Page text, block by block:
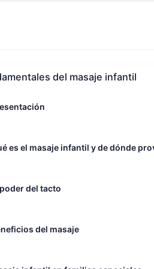
del masaje infantil
es el masaje infantil y de dónde
del tacto
del masaje